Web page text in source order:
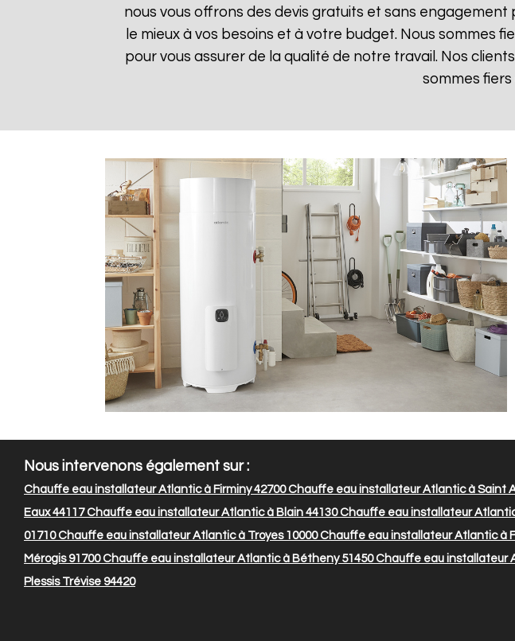
nous vous offrons des devis gratuits et sans
le mieux à vos besoins et à votre budget. Nous sommes
pour vous assurer de la qualité de notre travail. Nos
sommes
Nous intervenons également sur :
Chauffe eau installateur Atlantic à Firminy 42700Chauffe eau installateur Atlantic à Saint
Eaux 44117Chauffe eau installateur Atlantic à Blain 44130Chauffe eau installateur
01710Chauffe eau installateur Atlantic à Troyes 10000Chauffe eau installateur Atlantic à
Mérogis 91700Chauffe eau installateur Atlantic à Bétheny 51450Chauffe eau installateur
Plessis Trévise 94420